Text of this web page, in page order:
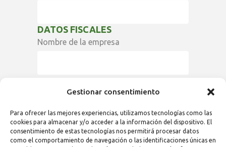
Gestionar consentimiento
Para ofrecer las mejores experiencias, utilizamos tecnologías como las
cookies para almacenar y/o acceder a la información del dispositivo. El
consentimiento de estas tecnologías nos permitirá procesar datos
como el comportamiento de navegación o las identificaciones únicas en
DATOS FISCALES
Nombre de la empresa
Dirección de la empresa